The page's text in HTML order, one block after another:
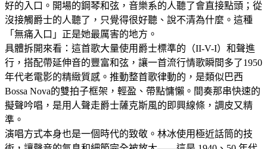
好的入口。開場的鋼琴和弦，音樂系的人聽了會直接點頭；從
沒接觸爵士的人聽了，只覺得很好聽、說不清為什麼。這種
「無痛入口」正是她最厲害的地方。
具體拆開來看：這首歌大量使用爵士標準的（II-V-I）和聲進
行，搭配帶延伸音的豐富和弦，讓一首流行情歌瞬間多了1950
年代老電影的精緻質感。推動整首歌律動的，是類似巴西
Bossa Nova的雙拍子框架，輕盈、帶點慵懶。間奏那串快速的
擬聲吟唱，是用人聲走爵士薩克斯風的即興線條，調皮又精
準。
演唱方式本身也是一個時代的致敬。林冰使用極近話筒的技